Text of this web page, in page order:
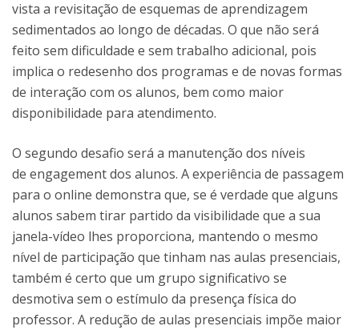
vista a revisitação de esquemas de aprendizagem
sedimentados ao longo de décadas. O que não será
feito sem dificuldade e sem trabalho adicional, pois
implica o redesenho dos programas e de novas formas
de interação com os alunos, bem como maior
disponibilidade para atendimento.
O segundo desafio será a manutenção dos níveis
de engagement dos alunos. A experiência de passagem
para o online demonstra que, se é verdade que alguns
alunos sabem tirar partido da visibilidade que a sua
janela-vídeo lhes proporciona, mantendo o mesmo
nível de participação que tinham nas aulas presenciais,
também é certo que um grupo significativo se
desmotiva sem o estímulo da presença física do
professor. A redução de aulas presenciais impõe maior